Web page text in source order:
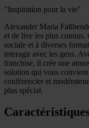
"Inspiration pour la vie"
Alexander Maria
et de live les plus connus.
sociale et à diverses
interagir avec les gens.
franchise, il crée une
solution qui vous
conférencier et
plus spécial.